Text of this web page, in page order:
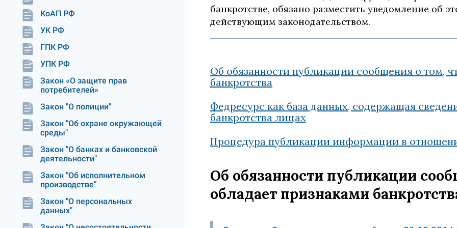
КоАП РФ
УК РФ
ГПК РФ
УПК РФ
Закон «О защите прав
потребителей»
Закон "О полиции"
Закон "Об охране окружающей
среды"
Закон "О банках и банковской
деятельности"
Закон "Об исполнительном
производстве"
Закон "О персональных
данных"
банкротстве, обязано разместить уведомление об
действующим законодательством.
Об обязанности публикации сообщения о том,
банкротства
Федресурс как база данных, содержащая
банкротства лицах
Процедура публикации информации в
Об обязанности публикации
обладает признаками